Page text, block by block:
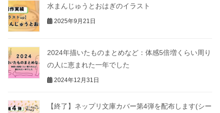
水まんじゅうとおはぎのイラスト
2025年9月21日
2024年描いたものまとめなど：体感5倍増くらい周り
の人に恵まれた一年でした
2024年12月31日
【終了】ネップリ文庫カバー第4弾を配布します(シー